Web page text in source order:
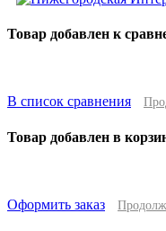
Товар добавлен к
В список сравнения
Товар добавлен в
Оформить заказ